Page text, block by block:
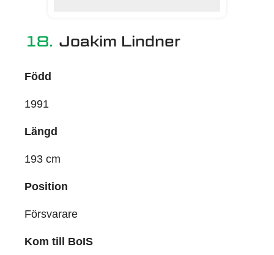
18. Joakim Lindner
Född
1991
Längd
193 cm
Position
Försvarare
Kom till BoIS